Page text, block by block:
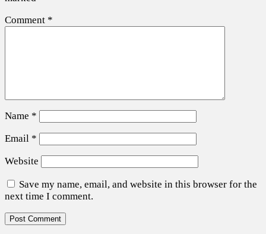
Comment *
Name *
Email *
Website
Save my name, email, and website in this browser for the
next time I comment.